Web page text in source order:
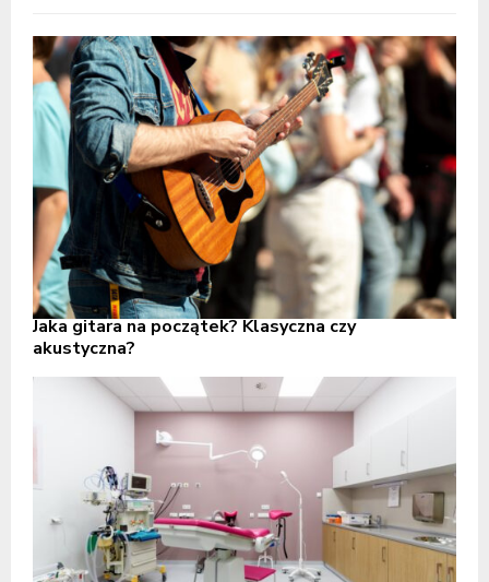
Jaka gitara na początek? Klasyczna czy
akustyczna?